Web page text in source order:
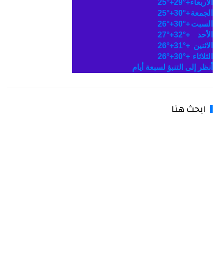
الأربعاء+
29°
+
25°
الجمعة+
30°
+
25°
السبت+
30°
+
26°
الأحد
+
32°
+
27°
الاثنين +
31°
+
26°
الثلاثاء +
30°
+
26°
أنظر إلى التنبؤ لسبعة أيام
ابحث هنا